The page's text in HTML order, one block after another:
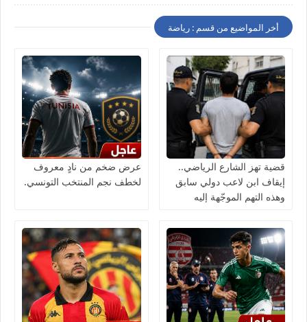
أخر المواضيع من قسم : رياضة
قضية تهز الشارع الرياضي..
إيقاف ابن لاعب دولي سابق
وهذه التهم الموجّهة إليه
عرض ضخم من نادٍ معروف
لخطف نجم المنتخب التونسي.